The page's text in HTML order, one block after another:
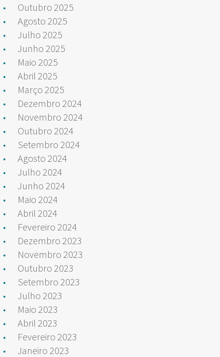
Outubro 2025
Agosto 2025
Julho 2025
Junho 2025
Maio 2025
Abril 2025
Março 2025
Dezembro 2024
Novembro 2024
Outubro 2024
Setembro 2024
Agosto 2024
Julho 2024
Junho 2024
Maio 2024
Abril 2024
Fevereiro 2024
Dezembro 2023
Novembro 2023
Outubro 2023
Setembro 2023
Julho 2023
Maio 2023
Abril 2023
Fevereiro 2023
Janeiro 2023